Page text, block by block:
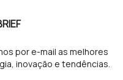
por e-mail as melhores
inovação e tendências.